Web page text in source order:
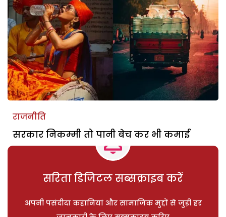
राजनीति
सरकार निकम्मी तो पानी बेच कर भी कमाई
सरिता डिजिटल सब्सक्राइब करें
अपनी पसंदीदा कहानियां और सामाजिक मुद्दों से जुड़ी हर